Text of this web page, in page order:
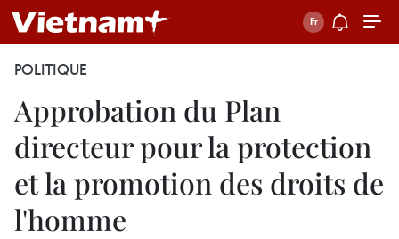
POLITIQUE
Approbation du Plan
directeur pour la protection
et la promotion des droits de
l'homme